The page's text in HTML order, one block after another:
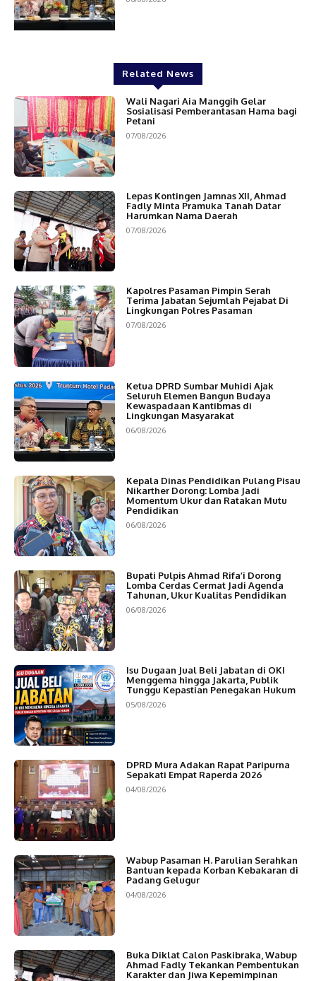
Related News
Wali Nagari Aia Manggih Gelar
Sosialisasi Pemberantasan Hama bagi
Petani
07/08/2026
Lepas Kontingen Jamnas XII, Ahmad
Fadly Minta Pramuka Tanah Datar
Harumkan Nama Daerah
07/08/2026
Kapolres Pasaman Pimpin Serah
Terima Jabatan Sejumlah Pejabat Di
Lingkungan Polres Pasaman
07/08/2026
Ketua DPRD Sumbar Muhidi Ajak
Seluruh Elemen Bangun Budaya
Kewaspadaan Kantibmas di
Lingkungan Masyarakat
06/08/2026
Kepala Dinas Pendidikan Pulang Pisau
Nikarther Dorong: Lomba Jadi
Momentum Ukur dan Ratakan Mutu
Pendidikan
06/08/2026
Bupati Pulpis Ahmad Rifa’i Dorong
Lomba Cerdas Cermat Jadi Agenda
Tahunan, Ukur Kualitas Pendidikan
06/08/2026
Isu Dugaan Jual Beli Jabatan di OKI
Menggema hingga Jakarta, Publik
Tunggu Kepastian Penegakan Hukum
05/08/2026
DPRD Mura Adakan Rapat Paripurna
Sepakati Empat Raperda 2026
04/08/2026
Wabup Pasaman H. Parulian Serahkan
Bantuan kepada Korban Kebakaran di
Padang Gelugur
04/08/2026
Buka Diklat Calon Paskibraka, Wabup
Ahmad Fadly Tekankan Pembentukan
Karakter dan Jiwa Kepemimpinan